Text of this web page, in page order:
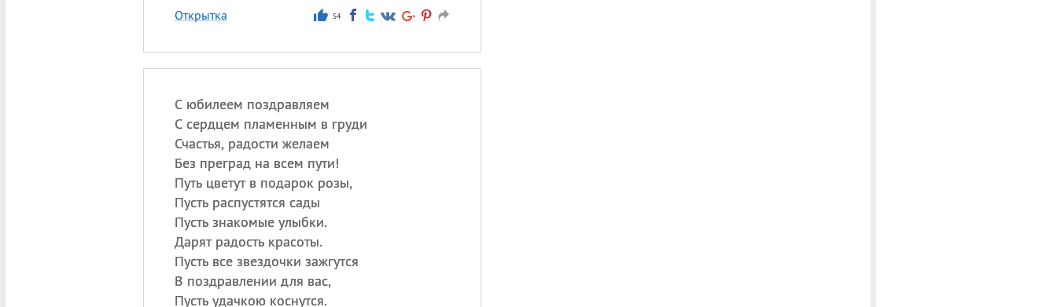
Открытка 54
С юбилеем поздравляем
С сердцем пламенным в груди
Счастья, радости желаем
Без преград на всем пути!
Путь цветут в подарок розы,
Пусть распустятся сады
Пусть знакомые улыбки.
Дарят радость красоты.
Пусть все звездочки зажгутся
В поздравлении для вас,
Пусть удачкою коснутся.